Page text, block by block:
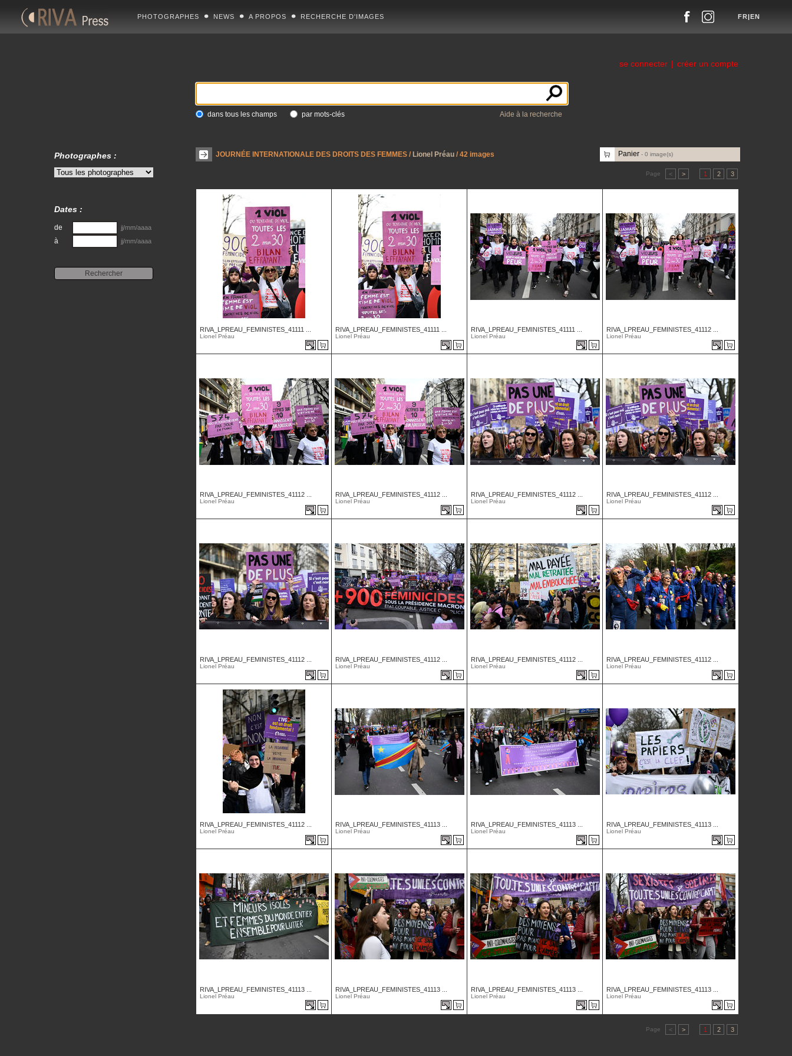
PHOTOGRAPHES NEWS A PROPOS RECHERCHE D'IMAGES FR|EN
se connecter | créer un compte
dans tous les champs par mots-clés Aide à la recherche
JOURNÉE INTERNATIONALE DES DROITS DES FEMMES / Lionel Préau / 42 images Panier - 0 image(s)
Page < > 1 2 3
RIVA_LPREAU_FEMINISTES_41111 ...
Lionel Préau
RIVA_LPREAU_FEMINISTES_41111 ...
Lionel Préau
RIVA_LPREAU_FEMINISTES_41111 ...
Lionel Préau
RIVA_LPREAU_FEMINISTES_41112 ...
Lionel Préau
RIVA_LPREAU_FEMINISTES_41112 ...
Lionel Préau
RIVA_LPREAU_FEMINISTES_41112 ...
Lionel Préau
RIVA_LPREAU_FEMINISTES_41112 ...
Lionel Préau
RIVA_LPREAU_FEMINISTES_41112 ...
Lionel Préau
RIVA_LPREAU_FEMINISTES_41112 ...
Lionel Préau
RIVA_LPREAU_FEMINISTES_41112 ...
Lionel Préau
RIVA_LPREAU_FEMINISTES_41112 ...
Lionel Préau
RIVA_LPREAU_FEMINISTES_41112 ...
Lionel Préau
RIVA_LPREAU_FEMINISTES_41112 ...
Lionel Préau
RIVA_LPREAU_FEMINISTES_41113 ...
Lionel Préau
RIVA_LPREAU_FEMINISTES_41113 ...
Lionel Préau
RIVA_LPREAU_FEMINISTES_41113 ...
Lionel Préau
RIVA_LPREAU_FEMINISTES_41113 ...
Lionel Préau
RIVA_LPREAU_FEMINISTES_41113 ...
Lionel Préau
RIVA_LPREAU_FEMINISTES_41113 ...
Lionel Préau
RIVA_LPREAU_FEMINISTES_41113 ...
Lionel Préau
Page < > 1 2 3
Photographes :
Dates :
de jj/mm/aaaa
à jj/mm/aaaa